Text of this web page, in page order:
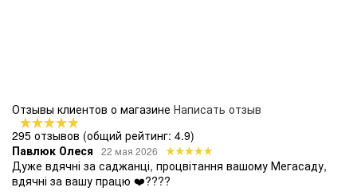
Отзывы клиентов о магазине Написать отзыв
295 отзывов (общий рейтинг: 4.9)
Павлюк Олеся
22 мая 2026
Дуже вдячні за саджанці, процвітання вашому Мегасаду,
вдячні за вашу працю ❤️????